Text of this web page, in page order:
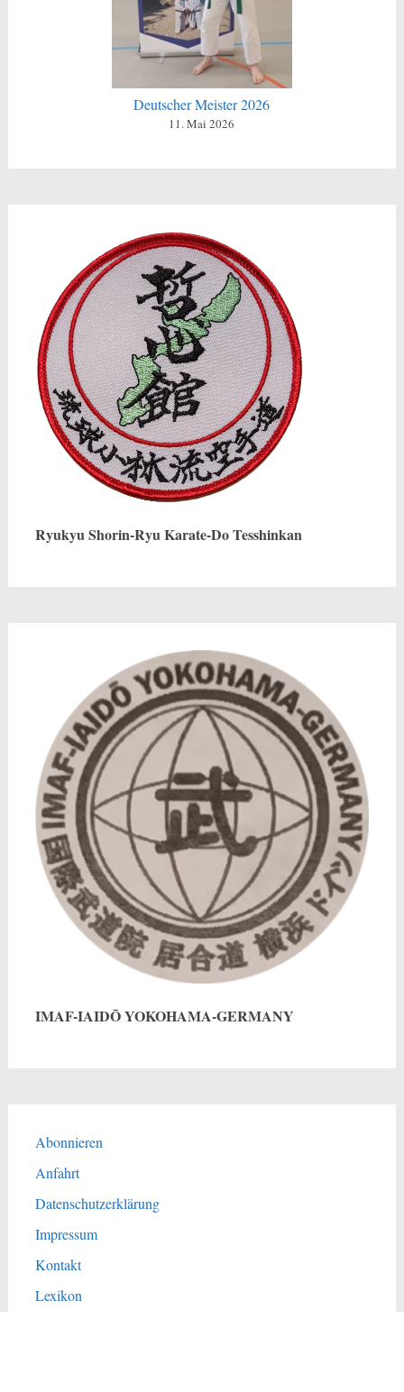
Deutscher Meister 2026
11. Mai 2026
Ryukyu Shorin-Ryu Karate-Do Tesshinkan
IMAF-IAIDŌ YOKOHAMA-GERMANY
Abonnieren
Anfahrt
Datenschutzerklärung
Impressum
Kontakt
Lexikon